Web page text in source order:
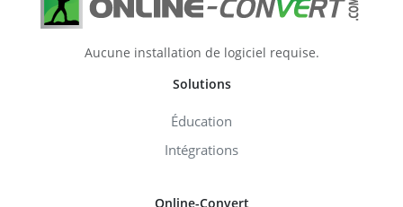
Aucune installation de logiciel requise.
Solutions
Éducation
Intégrations
Online-Convert